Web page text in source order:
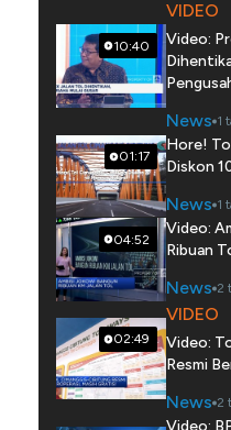
10:40
VIDEO
Video:
News 1
01:17
Hore!
Diskon
News 1
04:52
Video:
Ribuan
News 2
02:49
VIDEO
Video:
Resmi
News 2
Video: